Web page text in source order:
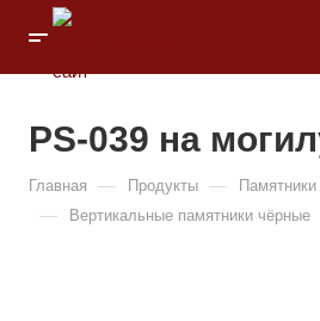
PS-039 на
Главная — Продукты —
— Вертикальные памятники чёрные